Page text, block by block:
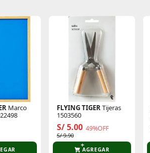
aún no tiene calificaciones.
en comentar y acumula Puntos.
Marco
FLYING TIGER Tijeras
1503560
S/ 5.00 49%OFF
S/ 9.90
AGREGAR